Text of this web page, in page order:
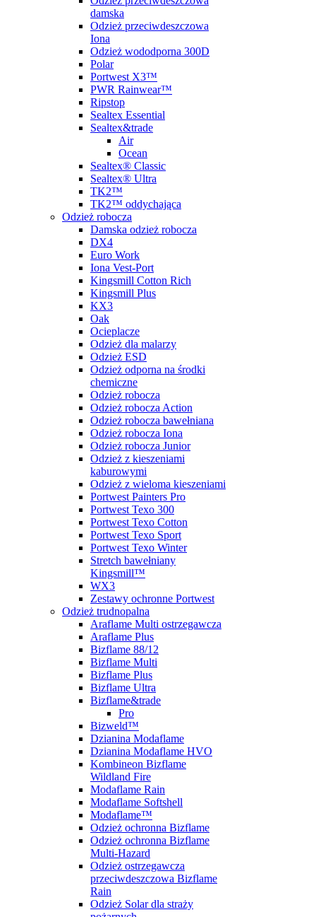
damska
Odzież przeciwdeszczowa
Iona
Odzież wododporna 300D
Polar
Portwest X3™
PWR Rainwear™
Ripstop
Sealtex Essential
Sealtex&trade
Air
Ocean
Sealtex® Classic
Sealtex® Ultra
TK2™
TK2™ oddychająca
Odzież robocza
Damska odzież robocza
DX4
Euro Work
Iona Vest-Port
Kingsmill Cotton Rich
Kingsmill Plus
KX3
Oak
Ocieplacze
Odzież dla malarzy
Odzież ESD
Odzież odporna na środki
chemiczne
Odzież robocza
Odzież robocza Action
Odzież robocza bawełniana
Odzież robocza Iona
Odzież robocza Junior
Odzież z kieszeniami
kaburowymi
Odzież z wieloma kieszeniami
Portwest Painters Pro
Portwest Texo 300
Portwest Texo Cotton
Portwest Texo Sport
Portwest Texo Winter
Stretch bawełniany
Kingsmill™
WX3
Zestawy ochronne Portwest
Odzież trudnopalna
Araflame Multi ostrzegawcza
Araflame Plus
Bizflame 88/12
Bizflame Multi
Bizflame Plus
Bizflame Ultra
Bizflame&trade
Pro
Bizweld™
Dzianina Modaflame
Dzianina Modaflame HVO
Kombineon Bizflame
Wildland Fire
Modaflame Rain
Modaflame Softshell
Modaflame™
Odzież ochronna Bizflame
Odzież ochronna Bizflame
Multi-Hazard
Odzież ostrzegawcza
przeciwdeszczowa Bizflame
Rain
Odzież Solar dla straży